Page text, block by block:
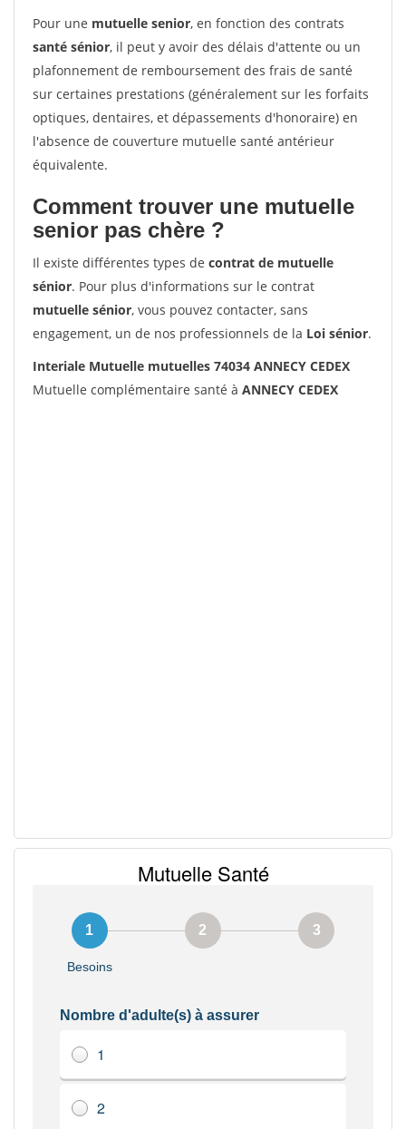
Pour une mutuelle senior, en fonction des contrats
santé sénior, il peut y avoir des délais d'attente ou un
plafonnement de remboursement des frais de santé
sur certaines prestations (généralement sur les forfaits
optiques, dentaires, et dépassements d'honoraire) en
l'absence de couverture mutuelle santé antérieur
équivalente.
Comment trouver une mutuelle
senior pas chère ?
Il existe différentes types de contrat de mutuelle
sénior. Pour plus d'informations sur le contrat
mutuelle sénior, vous pouvez contacter, sans
engagement, un de nos professionnels de la Loi sénior.
Interiale Mutuelle mutuelles 74034 ANNECY CEDEX
Mutuelle complémentaire santé à ANNECY CEDEX